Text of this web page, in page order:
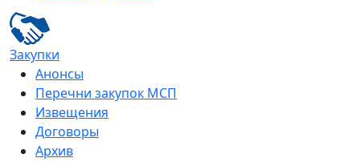
Закупки
Анонсы
Перечни закупок МСП
Извещения
Договоры
Архив